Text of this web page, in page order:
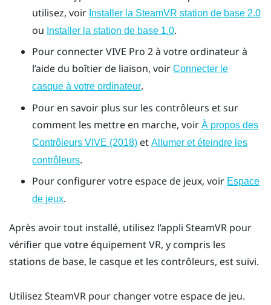
utilisez, voir Installer la SteamVR station de base 2.0
ou Installer la station de base 1.0.
Pour connecterVIVE Pro 2à votre ordinateur à
l’aide du boîtier de liaison, voirConnecter le
casque à votre ordinateur.
Pour en savoir plus sur les contrôleurs et sur
comment les mettre en marche, voirÀ propos des
Contrôleurs VIVE (2018) etAllumer et éteindre les
contrôleurs.
Pour configurer votre espace de jeux, voir Espace
de jeux.
Après avoir tout installé, utilisez l’appli SteamVR pour
vérifier que votre équipement VR, y compris les
stations de base, le casque et les contrôleurs, est suivi.
Utilisez SteamVR pour changer votre espace de jeu.